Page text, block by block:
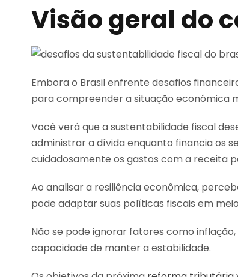
Visão geral do
Embora o Brasil enfrente desafios
para compreender a situação econômica
Você verá que a sustentabilidade fiscal
administrar a dívida enquanto financia os
cuidadosamente os gastos com a receita
Ao analisar a resiliência econômica,
pode adaptar suas políticas fiscais em
Não se pode ignorar fatores como
capacidade de manter a estabilidade.